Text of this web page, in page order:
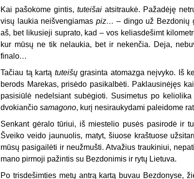
Kai pašokome gintis, tuteišaiatsitraukė. Pažadėję
visų laukia neišvengiamas piz…– dingo už Bezdonių
aš, bet likusieji suprato, kad – vos keliasdešimt
kur mūsų ne tik nelaukia, bet ir nekenčia. Deja,
finalo…
Tačiau tą kartą tuteišų grasinta atomazga neįvyko. Iš
berods Marekas, prisėdo pasikalbėti. Paklausinėjęs
pasisiūlė nedelsiant subėgioti. Susimetus po
dvokiančio samagono, kurį nesiraukydami paleidome
Senkant gėralo tūriui, iš miestelio pusės pasirodė ir
Šveiko veido jaunuolis, matyt, šiuose kraštuose
mūsų pasigailėti ir neužmušti. Atvažius traukiniui,
mano pirmoji pažintis su Bezdonimis ir rytų Lietuva.
Po trisdešimties metų antrą kartą buvau Bezdonyse,